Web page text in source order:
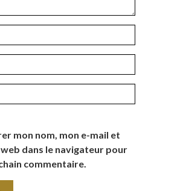
mon nom, mon e-mail et
dans le navigateur pour
commentaire.